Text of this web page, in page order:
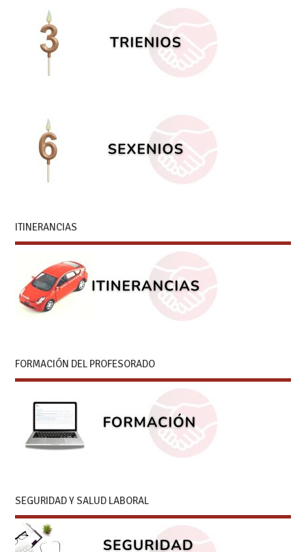
ITINERANCIAS
FORMACIÓN DEL PROFESORADO
SEGURIDAD Y SALUD LABORAL